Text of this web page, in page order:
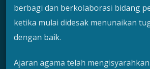
berbagi dan berkolaborasi bidang
ketika mulai didesak menunaikan
dengan baik.
Ajaran agama telah